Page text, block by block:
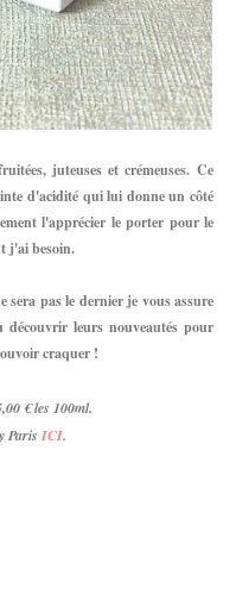
juteuses et crémeuses. Ce
d'acidité qui lui donne un côté
l'apprécier le porter pour le
j'ai besoin.
pas le dernier je vous assure
leurs nouveautés pour
craquer !
€ les 100ml.
Paris ICI.